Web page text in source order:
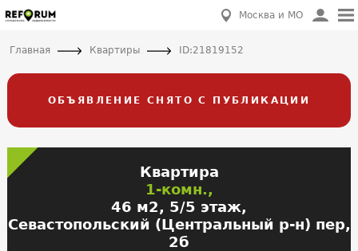
Москва и МО
Главная Квартиры ID:21819152
ОБЪЯВЛЕНИЕ СНЯТО С ПУБЛИКАЦИИ
Квартира
1-комн.,
46 м2, 5/5 этаж,
Севастопольский (Центральный р-н) пер,
2б